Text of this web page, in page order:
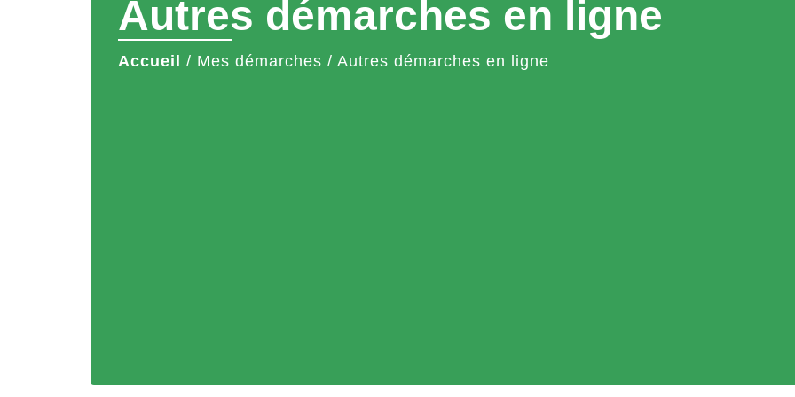
Autres démarches en ligne
Accueil / Mes démarches / Autres démarches en ligne